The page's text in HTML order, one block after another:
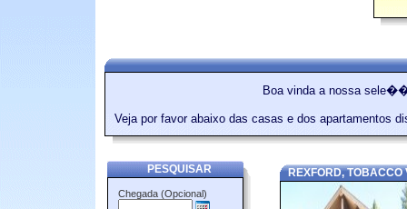
Boa vinda a nossa
Veja por favor abaixo das casas e dos apartamentos
PESQUISAR
Chegada (Opcional)
REXFORD, TOBACCO